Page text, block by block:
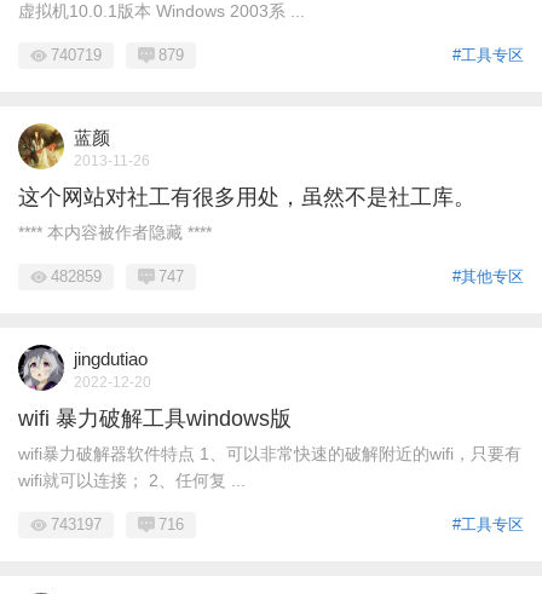
虚拟机10.0.1版本 Windows 2003系 ...
#工具专区
740719 879
蓝颜
2013-11-26
这个网站对社工有很多用处，虽然不是社工库。
**** 本内容被作者隐藏 ****
#其他专区
482859 747
jingdutiao
2022-12-20
wifi 暴力破解工具windows版
wifi暴力破解器软件特点 1、可以非常快速的破解附近的wifi，只要有
wifi就可以连接； 2、任何复 ...
#工具专区
743197 716